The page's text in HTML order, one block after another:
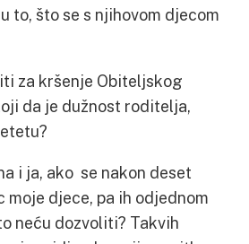
to, što se s njihovom djecom
za kršenje Obiteljskog
da je dužnost roditelja,
i ja, ako se nakon deset
moje djece, pa ih odjednom
neću dozvoliti? Takvih